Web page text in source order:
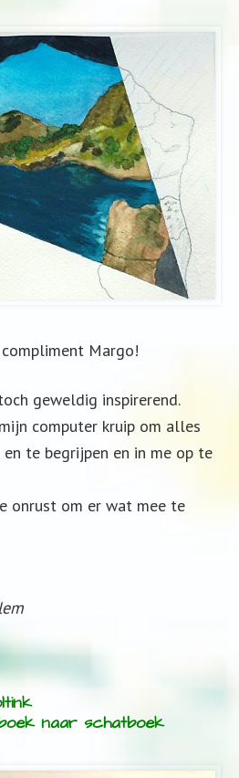
compliment Margo!
geweldig inspirerend.
computer kruip om alles
te begrijpen en in me op te
onrust om er wat mee te
naar schatboek